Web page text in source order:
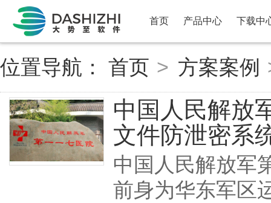
首页 产品中心 下载中
位置导航： 首页 > 方案案例
中国人民解放
文件防泄密系
中国人民解放军
前身为华东军区